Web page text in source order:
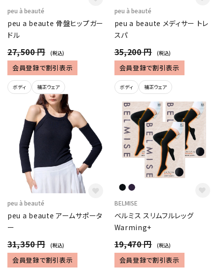
peu à beauté
peu a beaute 骨盤ヒップガー
ドル
27,500 円 (税込)
会員登録で割引表示
ボディ 補正ウェア
peu à beauté
peu a beaute メディサー トレ
スパ
35,200 円 (税込)
会員登録で割引表示
ボディ 補正ウェア
peu à beauté
peu a beaute アームサポータ
ー
31,350 円 (税込)
会員登録で割引表示
BELMISE
ベルミス スリムフルレッグ
Warming+
19,470 円 (税込)
会員登録で割引表示